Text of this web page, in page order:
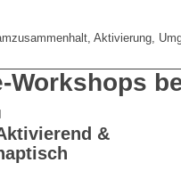
Aktivierung,
Workshops
&